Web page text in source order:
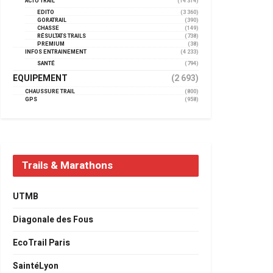
EDITO
(3 360)
GORATRAIL
(390)
CHASSE
(149)
RÉSULTATS TRAILS
(738)
PREMIUM
(38)
INFOS ENTRAINEMENT
(4 233)
SANTÉ
(794)
EQUIPEMENT (2 693)
CHAUSSURE TRAIL
(800)
GPS
(958)
Trails & Marathons
UTMB
Diagonale des Fous
EcoTrail Paris
SaintéLyon